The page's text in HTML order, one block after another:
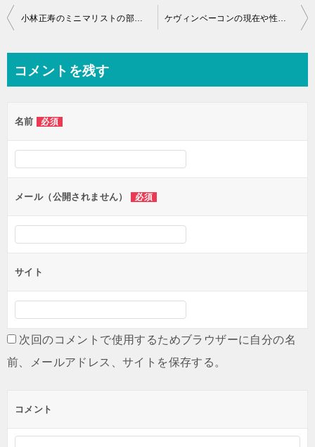
投
ビ
ー
シ
ン
小林正寿のミニマリストの部屋画像が驚愕の！結婚しているのか？ ケヴィンベーコンの現在や性格の真実とは？嫁や子供とは画像や詳細
コメントを残す
名前 必須
メール（公開されません） 必須
サイト
次回のコメントで使用するためブラウザーに自分の名
前、メールアドレス、サイトを保存する。
コメント